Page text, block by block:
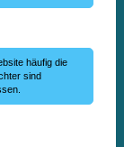
häufig die
sind